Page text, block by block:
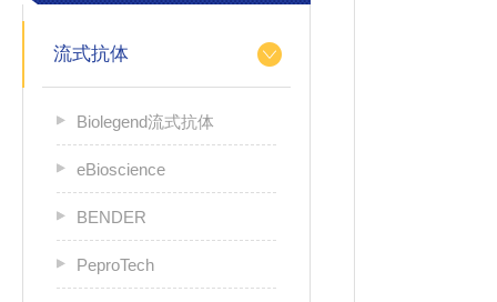
流式抗体
Biolegend流式抗体
eBioscience
BENDER
PeproTech